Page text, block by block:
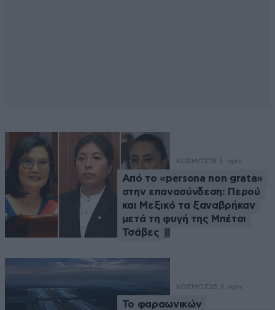
ΚΟΣΜΟΣ 18 λ. πριν
Από το «persona non grata»
στην επανασύνδεση: Περού
και Μεξικό τα ξαναβρήκαν
μετά τη φυγή της Μπέτσι
Τσάβες
ΚΟΣΜΟΣ25 λ. πριν
Το φαραωνικών